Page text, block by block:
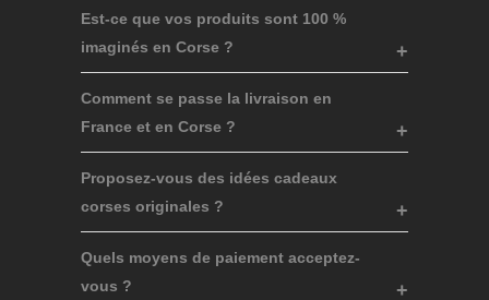
Est-ce que vos produits sont 100 %
imaginés en Corse ?
Comment se passe la livraison en
France et en Corse ?
Proposez-vous des idées cadeaux
corses originales ?
Quels moyens de paiement acceptez-
vous ?